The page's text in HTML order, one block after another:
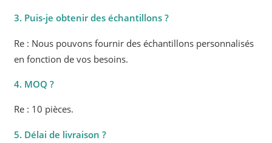
3. Puis-je obtenir des échantillons ?
Re : Nous pouvons fournir des échantillons personnalisés
en fonction de vos besoins.
4. MOQ ?
Re : 10 pièces.
5. Délai de livraison ?